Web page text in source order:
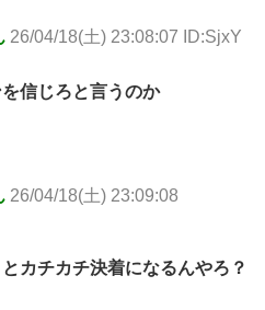
26/04/18(土) 23:08:07 ID:SjxY
信じろと言うのか
26/04/18(土) 23:09:08
カチカチ決着になるんやろ？